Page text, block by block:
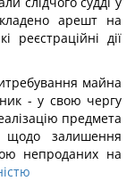
арешт на
реєстраційні дії
майна
- у свою чергу
предмета
щодо залишення
непроданих на